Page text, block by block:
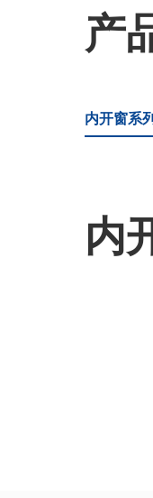
产
内开窗系列
内